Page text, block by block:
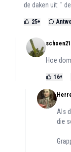
de daken uit: "
25+
Hoe
16+
Als
die